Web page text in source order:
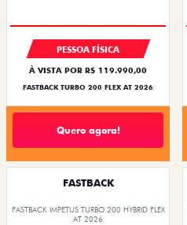
PESSOA FÍSICA
À VISTA POR R$ 119.990,00
FASTBACK TURBO 200 FLEX AT 2026
Quero agora!
FASTBACK
FASTBACK IMPETUS TURBO 200 HYBRID FLEX
AT 2026